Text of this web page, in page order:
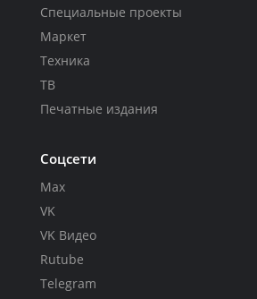
Специальные проекты
Маркет
Техника
ТВ
Печатные издания
Соцсети
Max
VK
VK Видео
Rutube
Telegram